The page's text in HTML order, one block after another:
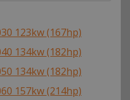
123kw (167hp)
134kw (182hp)
134kw (182hp)
157kw (214hp)